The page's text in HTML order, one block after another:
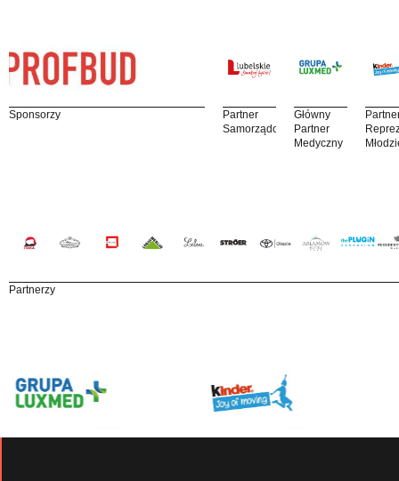
Sponsorzy
Partner
Samorządowy
Główny
Partner
Medyczny
Partnerzy